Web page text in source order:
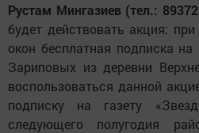
Рустам Мингазиев (тел.:
будет действовать акция:
окон бесплатная подписка
Зариповых из деревни
воспользоваться данной
подписку на газету
следующего полугодия